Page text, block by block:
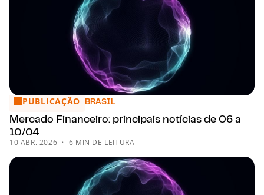
Mercado Financeiro: principais notícias de 06 a 10/04
PUBLICAÇÃO BRASIL
Mercado Financeiro: principais notícias de 06 a
10/04
10 ABR. 2026 6 MIN DE LEITURA